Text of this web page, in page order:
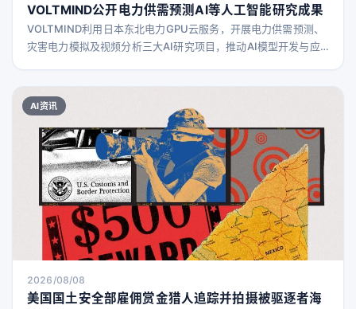
VOLTMIND公开电力供需预测AI等人工智能研究成果
VOLTMIND利用日本东北电力GPU云服务，开展电力供需预测、
灾害电力模拟及视频分析三大AI研究项目，推动AI模型开发与应
AI资讯
2026/08/08
美国国土安全部雇佣赏金猎人追踪并拍摄被驱逐者海